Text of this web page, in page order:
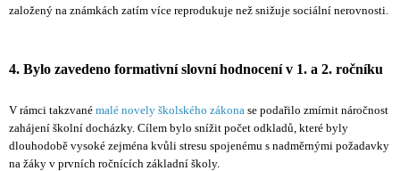
založený na známkách zatím více reprodukuje než snižuje sociální nerovnosti.
4. Bylo zavedeno formativní slovní hodnocení v 1. a 2. ročníku
V rámci takzvané malé novely školského zákona se podařilo zmírnit náročnost
zahájení školní docházky. Cílem bylo snížit počet odkladů, které byly
dlouhodobě vysoké zejména kvůli stresu spojenému s nadměrnými požadavky
na žáky v prvních ročnících základní školy.